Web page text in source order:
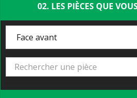
02. LES PIÈCES QUE
Face avant